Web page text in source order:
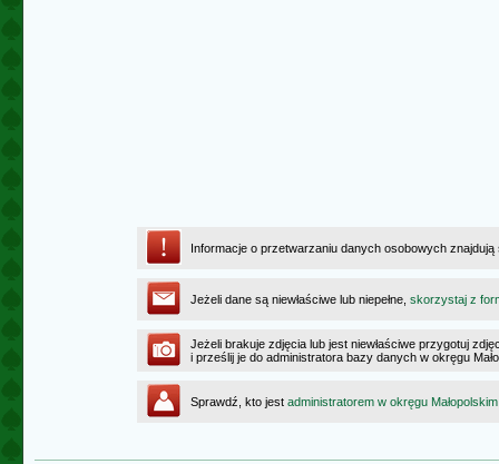
Informacje o przetwarzaniu danych osobowych
Jeżeli dane są niewłaściwe lub niepełne, skorzystaj z
Jeżeli brakuje zdjęcia lub jest niewłaściwe przygotuj
i prześlij je do administratora bazy danych w okręgu
Sprawdź, kto jest administratorem w okręgu Małopolskim